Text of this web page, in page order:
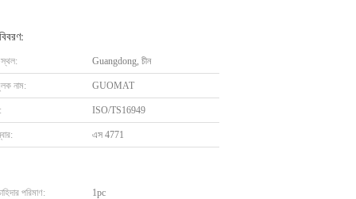
Guangdong, চীন
নাম: GUOMAT
ISO/TS16949
এস 4771
পরিমাণ: 1pc